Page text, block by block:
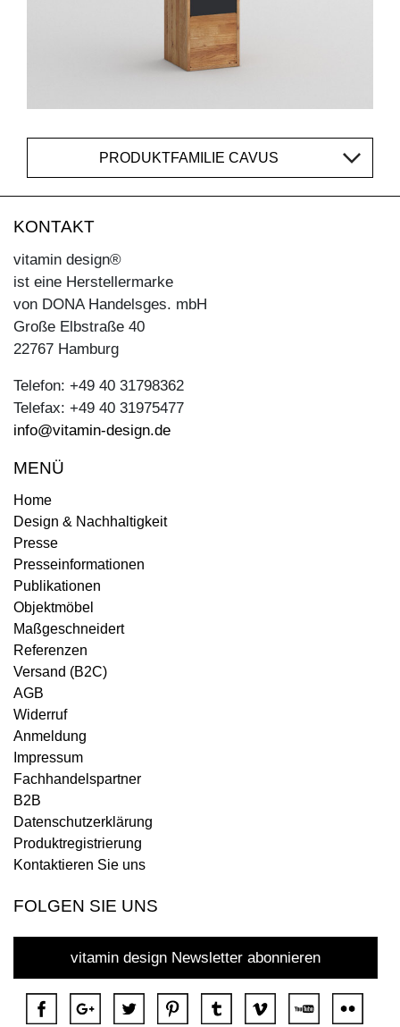
PRODUKTFAMILIE CAVUS
KONTAKT
vitamin design®
ist eine Herstellermarke
von DONA Handelsges. mbH
Große Elbstraße 40
22767 Hamburg
Telefon: +49 40 31798362
Telefax: +49 40 31975477
info@vitamin-design.de
MENÜ
Home
Design & Nachhaltigkeit
Presse
Presseinformationen
Publikationen
Objektmöbel
Maßgeschneidert
Referenzen
Versand (B2C)
AGB
Widerruf
Anmeldung
Impressum
Fachhandelspartner
B2B
Datenschutzerklärung
Produktregistrierung
Kontaktieren Sie uns
FOLGEN SIE UNS
vitamin design Newsletter abonnieren